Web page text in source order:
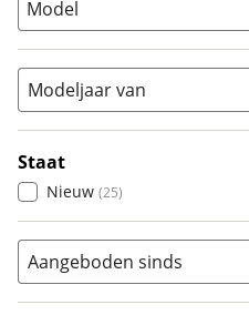
Tandem
Model
Modeljaar van
Staat
Nieuw (25)
Aangeboden sinds